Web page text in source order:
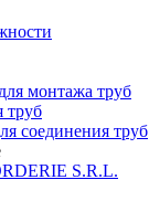
монтажа труб
труб
соединения труб
S.R.L.